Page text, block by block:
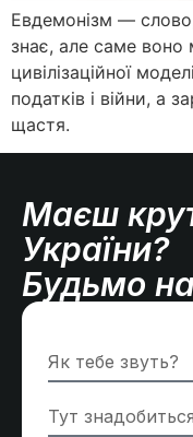
Евдемонізм —
знає, але саме воно
цивілізаційної
податків і війни, а
щастя.
Маєш
України?
Будьмо на